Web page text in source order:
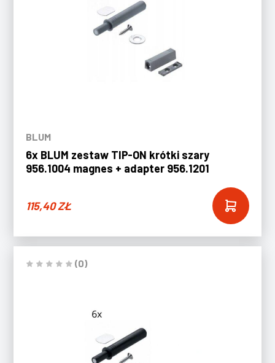
BLUM
6x BLUM zestaw TIP-ON krótki szary
956.1004 magnes + adapter 956.1201
115,40ZŁ
(0)